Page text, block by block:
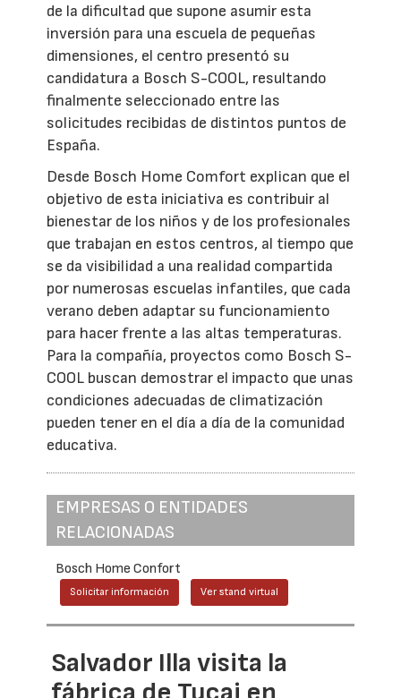
de la dificultad que supone asumir esta
inversión para una escuela de pequeñas
dimensiones, el centro presentó su
candidatura a Bosch S-COOL, resultando
finalmente seleccionado entre las
solicitudes recibidas de distintos puntos de
España.
Desde Bosch Home Comfort explican que el
objetivo de esta iniciativa es contribuir al
bienestar de los niños y de los profesionales
que trabajan en estos centros, al tiempo que
se da visibilidad a una realidad compartida
por numerosas escuelas infantiles, que cada
verano deben adaptar su funcionamiento
para hacer frente a las altas temperaturas.
Para la compañía, proyectos como Bosch S-
COOL buscan demostrar el impacto que unas
condiciones adecuadas de climatización
pueden tener en el día a día de la comunidad
educativa.
EMPRESAS O ENTIDADES
RELACIONADAS
Bosch Home Confort
Solicitar información Ver stand virtual
Salvador Illa visita la